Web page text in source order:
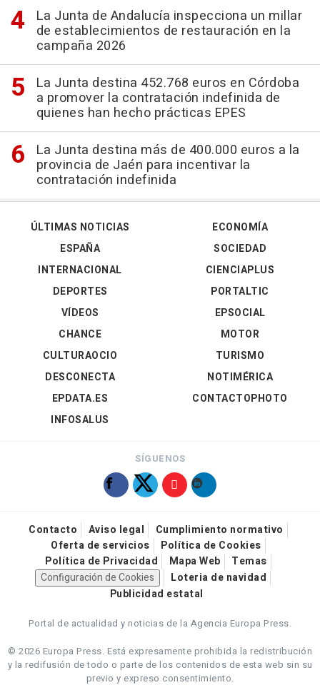
La Junta de Andalucía inspecciona un millar
de establecimientos de restauración en la
campaña 2026
La Junta destina 452.768 euros en Córdoba
a promover la contratación indefinida de
quienes han hecho prácticas EPES
La Junta destina más de 400.000 euros a la
provincia de Jaén para incentivar la
contratación indefinida
ÚLTIMAS NOTICIAS
ESPAÑA
INTERNACIONAL
DEPORTES
VÍDEOS
ECONOMÍA
SOCIEDAD
CIENCIAPLUS
PORTALTIC
EPSOCIAL
CHANCE
CULTURAOCIO
DESCONECTA
EPDATA.ES
INFOSALUS
MOTOR
TURISMO
NOTIMÉRICA
CONTACTOPHOTO
SÍGUENOS
Contacto Aviso legal
Cumplimiento normativo
Oferta de servicios
Política de Cookies
Política de Privacidad
Mapa Web
Temas
Configuración de Cookies
Loteria de navidad
Publicidad estatal
Portal de actualidad y noticias de la Agencia Europa Press.
© 2026 Europa Press. Está expresamente prohibida la redistribución
y la redifusión de todo o parte de los contenidos de esta web sin su
previo y expreso consentimiento.